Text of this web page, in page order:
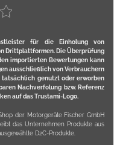
für die Einholung von
Drittplattformen. Die Überprüfung
importierten Bewertungen kann
ausschließlich von Verbrauchern
tatsächlich genutzt oder erworben
Nachverfolung bzw. Referenz
auf das Trustami-Logo.
der Motorgeräte Fischer GmbH
das Unternehmen Produkte aus
D2C-Produkte.